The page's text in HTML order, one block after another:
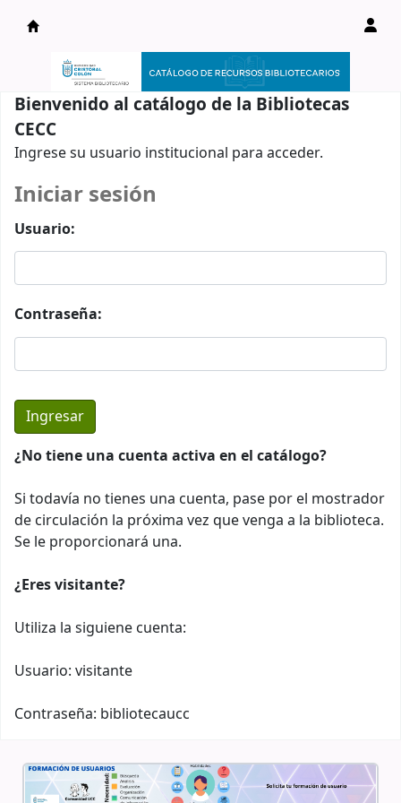
Catálogo en línea
Bienvenido al catálogo de la Bibliotecas
CECC
Ingrese su usuario institucional para acceder.
Iniciar sesión
Usuario:
Contraseña:
¿No tiene una cuenta activa en el catálogo?
Si todavía no tienes una cuenta, pase por el mostrador
de circulación la próxima vez que venga a la biblioteca.
Se le proporcionará una.
¿Eres visitante?
Utiliza la siguiene cuenta:
Usuario: visitante
Contraseña: bibliotecaucc